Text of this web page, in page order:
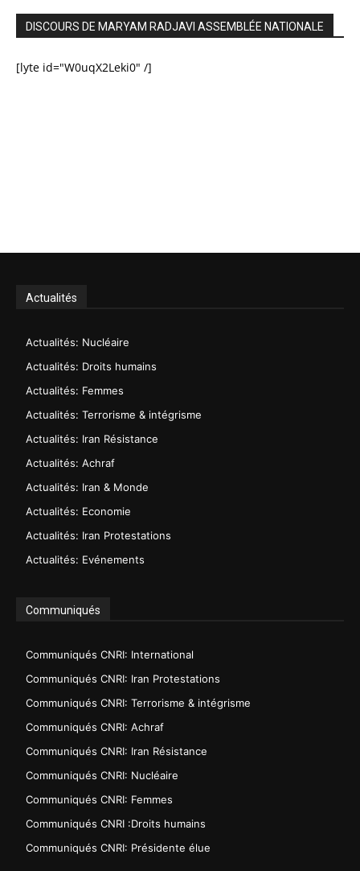
DISCOURS DE MARYAM RADJAVI ASSEMBLÉE NATIONALE
[lyte id="W0uqX2Leki0" /]
Actualités
Actualités: Nucléaire
Actualités: Droits humains
Actualités: Femmes
Actualités: Terrorisme & intégrisme
Actualités: Iran Résistance
Actualités: Achraf
Actualités: Iran & Monde
Actualités: Economie
Actualités: Iran Protestations
Actualités: Evénements
Communiqués
Communiqués CNRI: International
Communiqués CNRI: Iran Protestations
Communiqués CNRI: Terrorisme & intégrisme
Communiqués CNRI: Achraf
Communiqués CNRI: Iran Résistance
Communiqués CNRI: Nucléaire
Communiqués CNRI: Femmes
Communiqués CNRI :Droits humains
Communiqués CNRI: Présidente élue